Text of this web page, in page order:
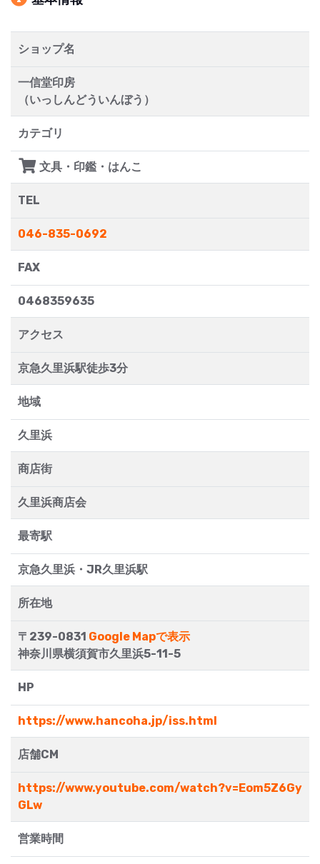
ショップ名
一信堂印房
（いっしんどういんぼう）
カテゴリ
文具・印鑑・はんこ
TEL
046-835-0692
FAX
0468359635
アクセス
京急久里浜駅徒歩3分
地域
久里浜
商店街
久里浜商店会
最寄駅
京急久里浜・JR久里浜駅
所在地
〒239-0831 Google Mapで表示
神奈川県横須賀市久里浜5-11-5
HP
https://www.hancoha.jp/iss.html
店舗CM
https://www.youtube.com/watch?v=Eom5Z6Gy
GLw
営業時間